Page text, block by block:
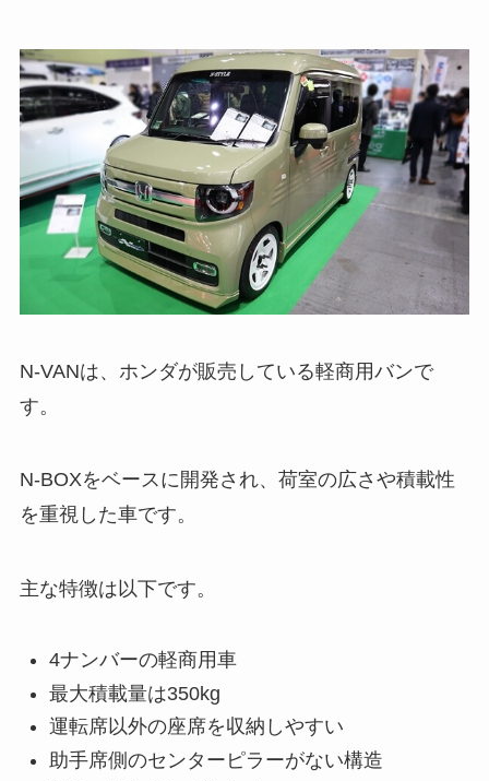
N-VANは、ホンダが販売している軽商用バンで
す。
N-BOXをベースに開発され、荷室の広さや積載性
を重視した車です。
主な特徴は以下です。
4ナンバーの軽商用車
最大積載量は350kg
運転席以外の座席を収納しやすい
助手席側のセンターピラーがない構造